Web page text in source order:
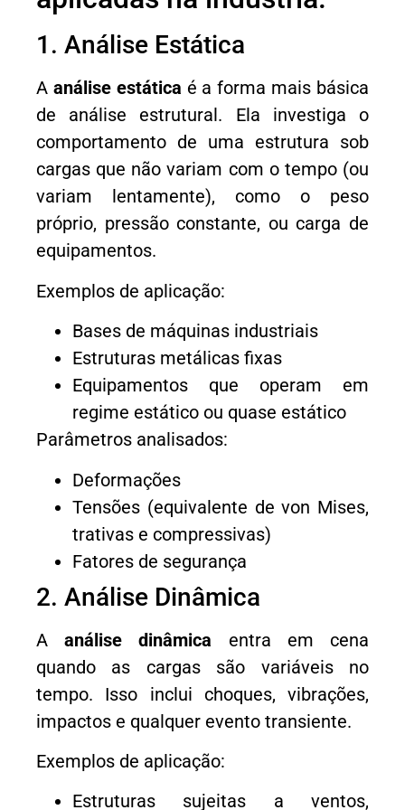
1. Análise Estática
A análise estática é a forma mais básica
de análise estrutural. Ela investiga o
comportamento de uma estrutura sob
cargas que não variam com o tempo (ou
variam lentamente), como o peso
próprio, pressão constante, ou carga de
equipamentos.
Exemplos de aplicação:
Bases de máquinas industriais
Estruturas metálicas fixas
Equipamentos que operam em
regime estático ou quase estático
Parâmetros analisados:
Deformações
Tensões (equivalente de von Mises,
trativas e compressivas)
Fatores de segurança
2. Análise Dinâmica
Aanálise dinâmica entra em cena
quando as cargas são variáveis no
tempo. Isso inclui choques, vibrações,
impactos e qualquer evento transiente.
Exemplos de aplicação:
Estruturas sujeitas a ventos,